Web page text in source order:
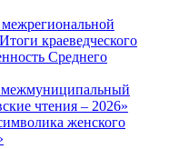
краеведческого
Среднего
чтения – 2026»
женского